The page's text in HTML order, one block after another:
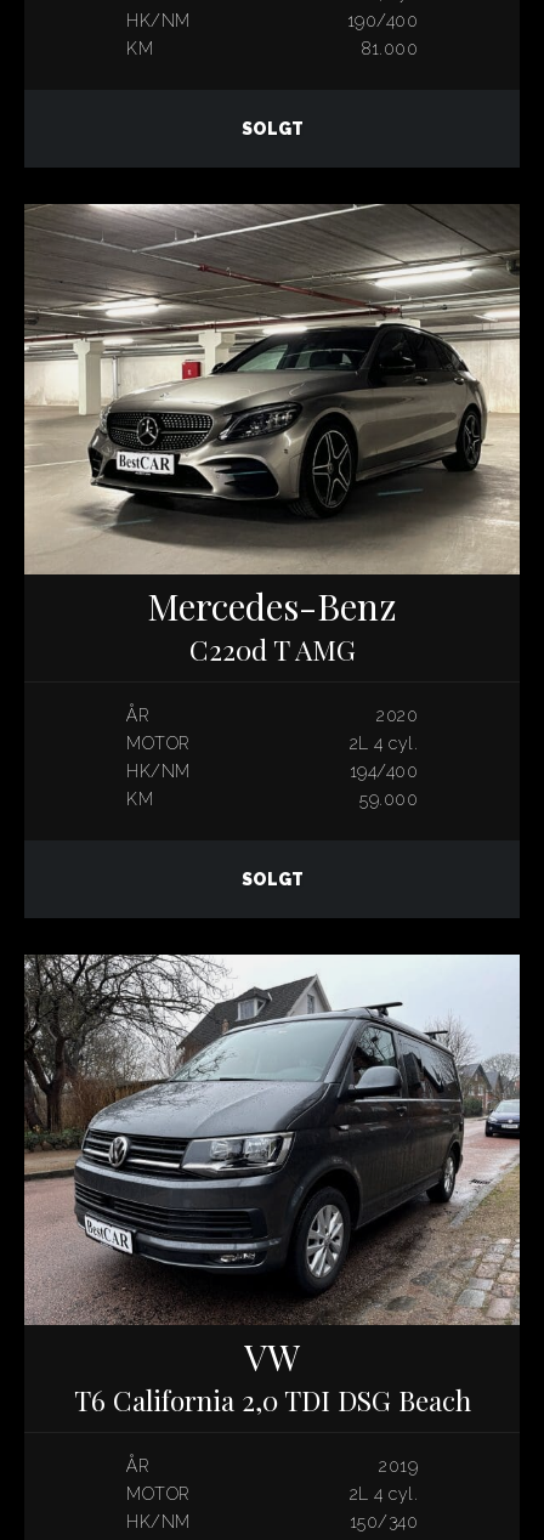
HK/NM
190/400
KM
81.000
SOLGT
Mercedes-Benz
C220d T AMG
ÅR
2020
MOTOR
2L 4 cyl.
HK/NM
194/400
KM
59.000
SOLGT
VW
T6 California 2,0 TDI DSG Beach
ÅR
2019
MOTOR
2L 4 cyl.
HK/NM
150/340